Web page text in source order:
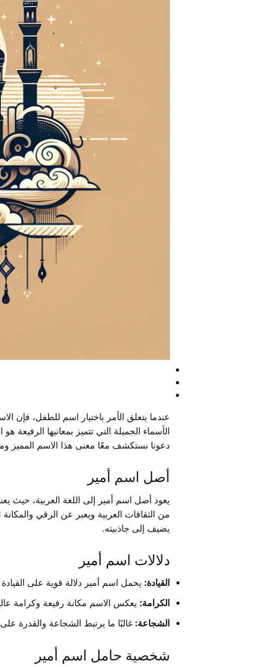
عندما يتعلق الأمر باختيار اسم للطفل،
الأسماء الجميلة التي تتميز بمعانيها
دعونا نستكشف معًا معنى هذا الاسم المميز
أصل اسم أمير
يعود أصل اسم أمير إلى اللغة العربية، حيث
من الثقافات العربية ويعبر عن الرقي
يضيف إلى جاذبيته.
دلالات اسم أمير
القيادة: يحمل اسم أمير دلالة قوية على
الكرامة: يعكس الاسم مكانة رفيعة وكرامة
الشجاعة: غالبًا ما يرتبط الشجاعة والقدرة
شخصية حامل اسم أمير